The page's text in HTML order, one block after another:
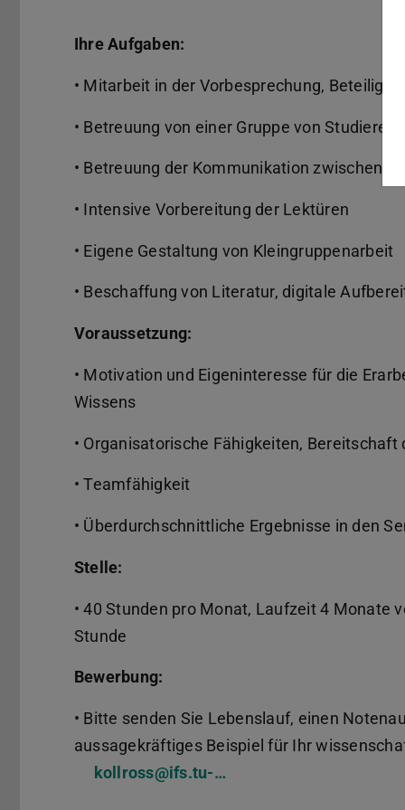
Ihre Aufgaben:
• Mitarbeit in der Vorbesprechung,
• Betreuung von einer Gruppe von
• Betreuung der Kommunikation zwischen
• Intensive Vorbereitung der Lektüren
• Eigene Gestaltung von Kleingruppenarbeit
• Beschaffung von Literatur, digitale
Voraussetzung:
• Motivation und Eigeninteresse für die
Wissens
• Organisatorische Fähigkeiten,
• Teamfähigkeit
• Überdurchschnittliche Ergebnisse in den
Stelle:
• 40 Stunden pro Monat, Laufzeit 4 Monate
Stunde
Bewerbung:
• Bitte senden Sie Lebenslauf, einen
aussagekräftiges Beispiel für Ihr
kollross@ifs.tu-…